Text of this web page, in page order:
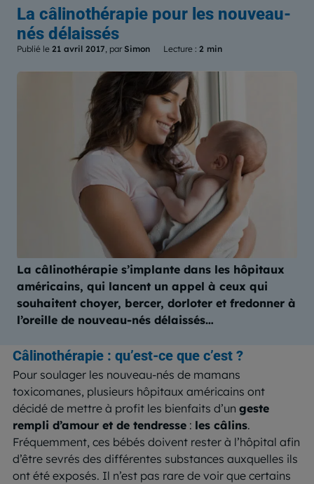
La câlinothérapie pour les nouveau-
nés délaissés
Publié le 21 avril 2017, par Simon Lecture : 2 min
La câlinothérapie s’implante dans les hôpitaux
américains, qui lancent un appel à ceux qui
souhaitent choyer, bercer, dorloter et fredonner à
l’oreille de nouveau-nés délaissés…
Câlinothérapie : qu’est-ce que c’est ?
Pour soulager les nouveau-nés de mamans
toxicomanes, plusieurs hôpitaux américains ont
décidé de mettre à profit les bienfaits d’un geste
rempli d’amour et de tendresse : les câlins.
Fréquemment, ces bébés doivent rester à l’hôpital afin
d’être sevrés des différentes substances auxquelles ils
ont été exposés. Il n’est pas rare de voir que certains